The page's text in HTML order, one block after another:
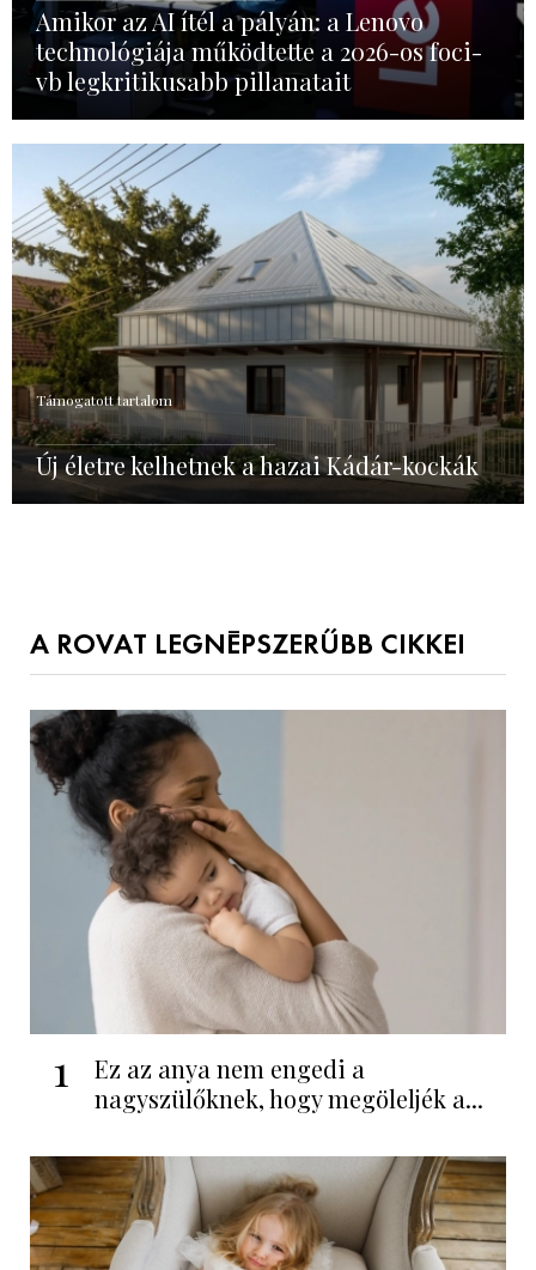
Amikor az AI ítél a pályán: a Lenovo
technológiája működtette a 2026-os foci-
vb legkritikusabb pillanatait
Támogatott tartalom
Új életre kelhetnek a hazai Kádár-kockák
A ROVAT LEGNÉPSZERŰBB CIKKEI
1
Ez az anya nem engedi a
nagyszülőknek, hogy megöleljék a...